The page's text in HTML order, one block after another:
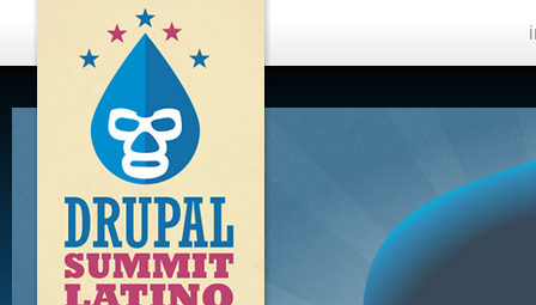
DRUPAL
SUMMIT
LATINO,
GUADALAJARA
2012